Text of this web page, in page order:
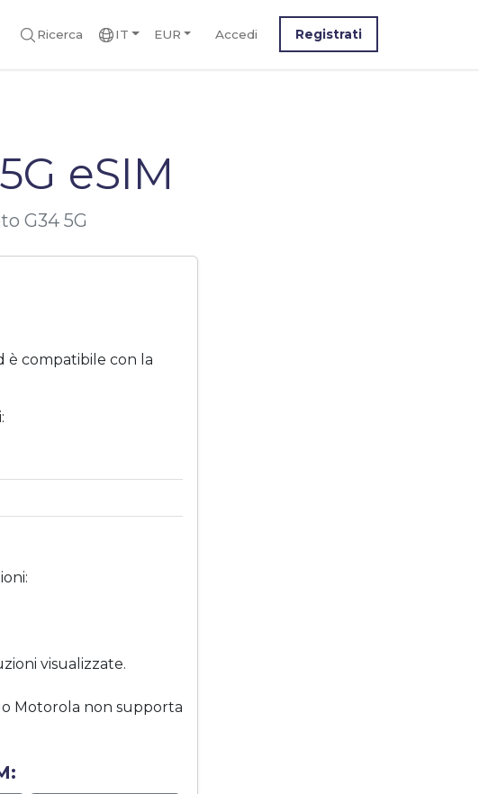
Ricerca IT EUR Accedi Registrati
eSIM
G34 5G
è compatibile con la
visualizzate.
Motorola non supporta